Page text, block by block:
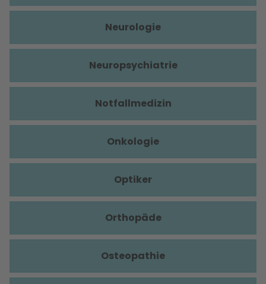
Neurologie
Neuropsychiatrie
Notfallmedizin
Onkologie
Optiker
Orthopäde
Osteopathie